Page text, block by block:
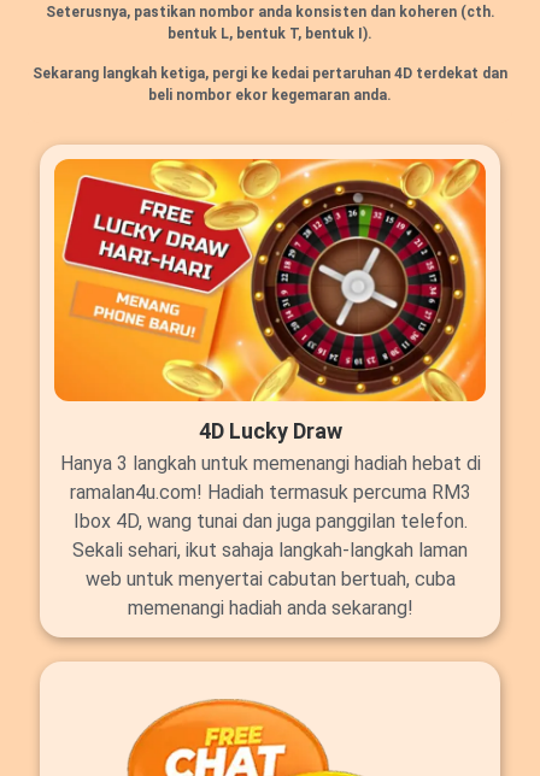
Seterusnya, pastikan nombor anda konsisten dan koheren (cth.
bentuk L, bentuk T, bentuk I).
Sekarang langkah ketiga, pergi ke kedai pertaruhan 4D terdekat dan
beli nombor ekor kegemaran anda.
4D Lucky Draw
Hanya 3 langkah untuk memenangi hadiah hebat di
ramalan4u.com! Hadiah termasuk percuma RM3
Ibox 4D, wang tunai dan juga panggilan telefon.
Sekali sehari, ikut sahaja langkah-langkah laman
web untuk menyertai cabutan bertuah, cuba
memenangi hadiah anda sekarang!